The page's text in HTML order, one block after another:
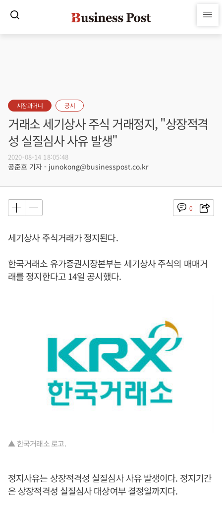
시장과머니 공시
거래소 세기상사 주식 거래정지, "상장적격
성 실질심사 사유 발생"
2020-08-14 18:05:48
공준호 기자 - junokong@businesspost.co.kr
0
세기상사 주식거래가 정지된다.
한국거래소 유가증권시장본부는 세기상사 주식의 매매거
래를 정지한다고 14일 공시했다.
▲ 한국거래소 로고.
정지사유는 상장적격성 실질심사 사유 발생이다. 정지기간
은 상장적격성 실질심사 대상여부 결정일까지다.